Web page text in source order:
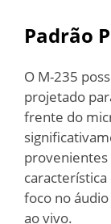
Padrão
O M-235
projetado
frente do
provenientes
foco no
ao vivo.